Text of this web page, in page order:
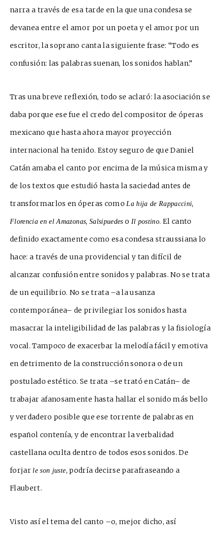
narra a través de esa tarde en la que una condesa se
devanea entre el amor por un poeta y el amor por un
escritor, la soprano canta la siguiente frase: “Todo es
confusión: las palabras suenan, los sonidos hablan.”
Tras una breve reflexión, todo se aclaró: la asociación se
daba porque ese fue el credo del compositor de óperas
mexicano que hasta ahora mayor proyección
internacional ha tenido. Estoy seguro de que Daniel
Catán amaba el canto por encima de la música misma y
de los textos que estudió hasta la saciedad antes de
transformarlos en óperas comoLa hija de Rappaccini,
Florencia en el Amazonas, Salsipuedes o Il postino. El canto
definido exactamente como esa condesa straussiana lo
hace: a través de una providencial y tan difícil de
alcanzar confusión entre sonidos y palabras. No se trata
de un equilibrio. No se trata –a la usanza
contemporánea– de privilegiar los sonidos hasta
masacrar la inteligibilidad de las palabras y la fisiología
vocal. Tampoco de exacerbar la melodía fácily emotiva
en detrimento de la construcción sonora o de un
postulado estético. Se trata –se trató en Catán– de
trabajar afanosamente hasta hallar el sonido más bello
y verdadero posible que ese torrente de palabras en
español contenía,y de encontrar la verbalidad
castellana oculta dentro de todos esos sonidos. De
forjarle son juste, podría decirse parafraseando a
Flaubert.
Visto así el tema del canto –o, mejor dicho, así